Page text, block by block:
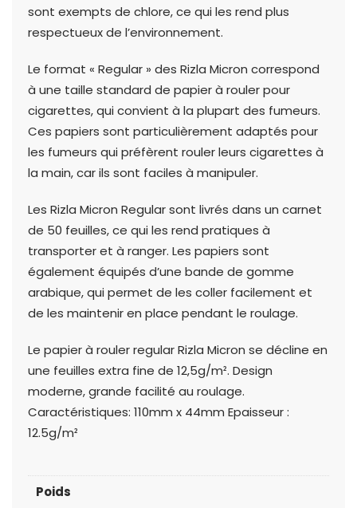
sont exempts de chlore, ce qui les rend plus
respectueux de l’environnement.
Le format « Regular » des Rizla Micron correspond
à une taille standard de papier à rouler pour
cigarettes, qui convient à la plupart des fumeurs.
Ces papiers sont particulièrement adaptés pour
les fumeurs qui préfèrent rouler leurs cigarettes à
la main, car ils sont faciles à manipuler.
Les Rizla Micron Regular sont livrés dans un carnet
de 50 feuilles, ce qui les rend pratiques à
transporter et à ranger. Les papiers sont
également équipés d’une bande de gomme
arabique, qui permet de les coller facilement et
de les maintenir en place pendant le roulage.
Le papier à rouler regular Rizla Micron se décline en
une feuilles extra fine de 12,5g/m². Design
moderne, grande facilité au roulage.
Caractéristiques: 110mm x 44mm Epaisseur :
12.5g/m²
Poids